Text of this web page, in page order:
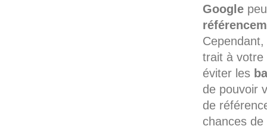
Google
trait à
éviter les
de pouvoir
de
chances